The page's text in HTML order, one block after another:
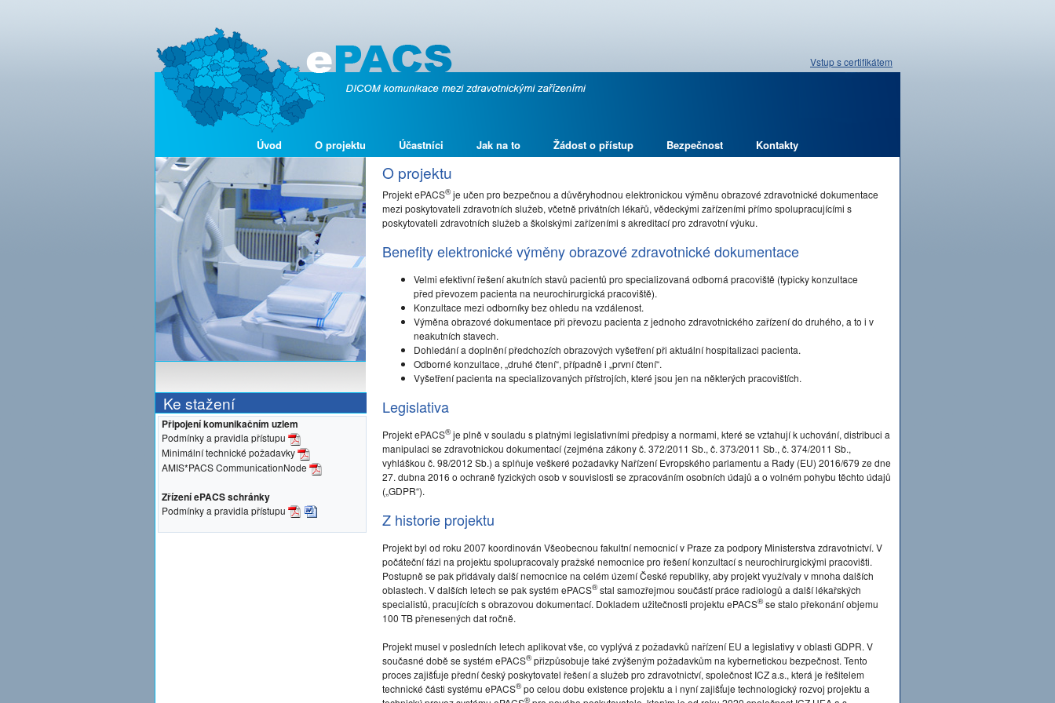
Vstup s certifikátem
Úvod O projektu Účastníci Jak na to Žádost o přístup Bezpečnost Kontakty
Ke stažení
Připojení komunikačním uzlem
Podmínky a pravidla přístupu
Minimální technické požadavky
AMIS*PACS CommunicationNode
Zřízení ePACS schránky
Podmínky a pravidla přístupu
O projektu
Projekt ePACS®je učen pro bezpečnou a důvěryhodnou elektronickou výměnu obrazové zdravotnické dokumentace
mezi poskytovateli zdravotních služeb, včetně privátních lékařů, vědeckými zařízeními přímo spolupracujícími s
poskytovateli zdravotních služeb a školskými zařízeními s akreditací pro zdravotní výuku.
Benefity elektronické výměny obrazové zdravotnické dokumentace
Velmi efektivní řešení akutních stavů pacientů pro specializovaná odborná pracoviště (typicky konzultace
před převozem pacienta na neurochirurgická pracoviště).
Konzultace mezi odborníky bez ohledu na vzdálenost.
Výměna obrazové dokumentace při převozu pacienta z jednoho zdravotnického zařízení do druhého, a to i v
neakutních stavech.
Dohledání a doplnění předchozích obrazových vyšetření při aktuální hospitalizaci pacienta.
Odborné konzultace, „druhé čtení“, případně i „první čtení“.
Vyšetření pacienta na specializovaných přístrojích, které jsou jen na některých pracovištích.
Legislativa
Projekt ePACS®je plně v souladu s platnými legislativními předpisy a normami, které se vztahují k uchování, distribuci a
manipulaci se zdravotnickou dokumentací (zejména zákony č. 372/2011 Sb., č. 373/2011 Sb., č. 374/2011 Sb.,
vyhláškou č. 98/2012 Sb.) a splňuje veškeré požadavky Nařízení Evropského parlamentu a Rady (EU) 2016/679 ze dne
27. dubna 2016 o ochraně fyzických osob v souvislosti se zpracováním osobních údajů a o volném pohybu těchto údajů
(„GDPR“).
Z historie projektu
Projekt byl od roku 2007 koordinován Všeobecnou fakultní nemocnicí v Praze za podpory Ministerstva zdravotnictví. V
počáteční fázi na projektu spolupracovaly pražské nemocnice pro řešení konzultací s neurochirurgickými pracovišti.
Postupně se pak přidávaly další nemocnice na celém území České republiky, aby projekt využívaly v mnoha dalších
oblastech. V dalších letech se pak systém ePACS®stal samozřejmou součástí práce radiologů a další lékařských
specialistů, pracujících s obrazovou dokumentací. Dokladem užitečnosti projektu ePACS®se stalo překonání objemu
100 TB přenesených dat ročně.
Projekt musel v posledních letech aplikovat vše, co vyplývá z požadavků nařízení EU a legislativy v oblasti GDPR. V
současné době se systém ePACS®přizpůsobuje také zvýšeným požadavkům na kybernetickou bezpečnost. Tento
proces zajišťuje přední český poskytovatel řešení a služeb pro zdravotnictví, společnost ICZ a.s., která je řešitelem
technické části systému ePACS®po celou dobu existence projektu a i nyní zajišťuje technologický rozvoj projektu a
®